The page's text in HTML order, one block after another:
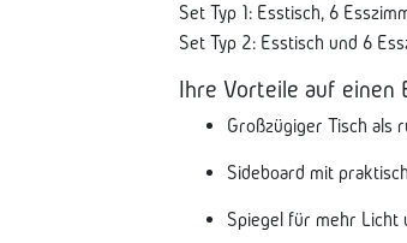
Set Typ 1: Esstisch, 6
Set Typ 2: Esstisch und 6
Ihre Vorteile auf einen
Großzügiger Tisch als
Sideboard mit
Spiegel für mehr Licht